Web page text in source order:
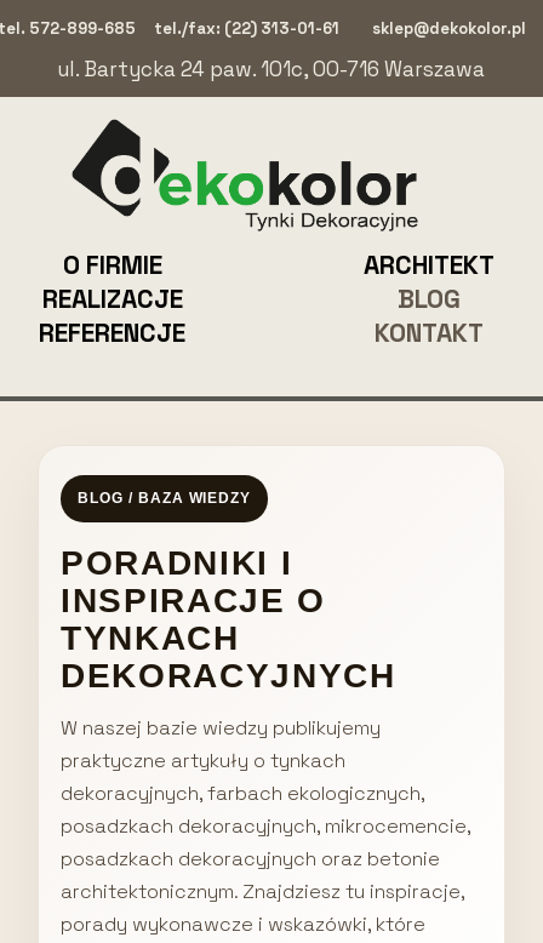
KONTAKT
BLOG
REALIZACJE
ARCHITEKT
REFERENCJE
O FIRMIE
ul. Bartycka 24 paw. 101c, 00-716 Warszawa
sklep@dekokolor.pl
tel./fax: (22) 313-01-61
572-899-685
BLOG / BAZA WIEDZY
PORADNIKI I
INSPIRACJE O
TYNKACH
DEKORACYJNYCH
W naszej bazie wiedzy publikujemy
praktyczne artykuły o tynkach
dekoracyjnych, farbach ekologicznych,
posadzkach dekoracyjnych, mikrocemencie,
posadzkach dekoracyjnych oraz betonie
architektonicznym. Znajdziesz tu inspiracje,
porady wykonawcze i wskazówki, które